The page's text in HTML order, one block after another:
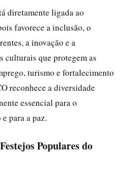
diretamente ligada ao
favorece a inclusão, o
a inovação e a
culturais que protegem as
turismo e fortalecimento
reconhece a diversidade
essencial para o
para a paz.
Populares do